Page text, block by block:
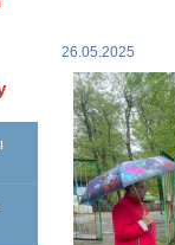
26.05.2025